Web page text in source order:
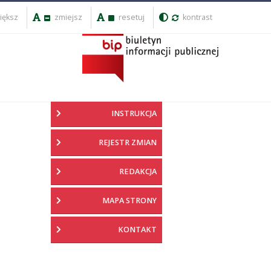
zmiejsz resetuj kontrast
INSTRUKCJA
REJESTR ZMIAN
REDAKCJA
MAPA STRONY
KONTAKT